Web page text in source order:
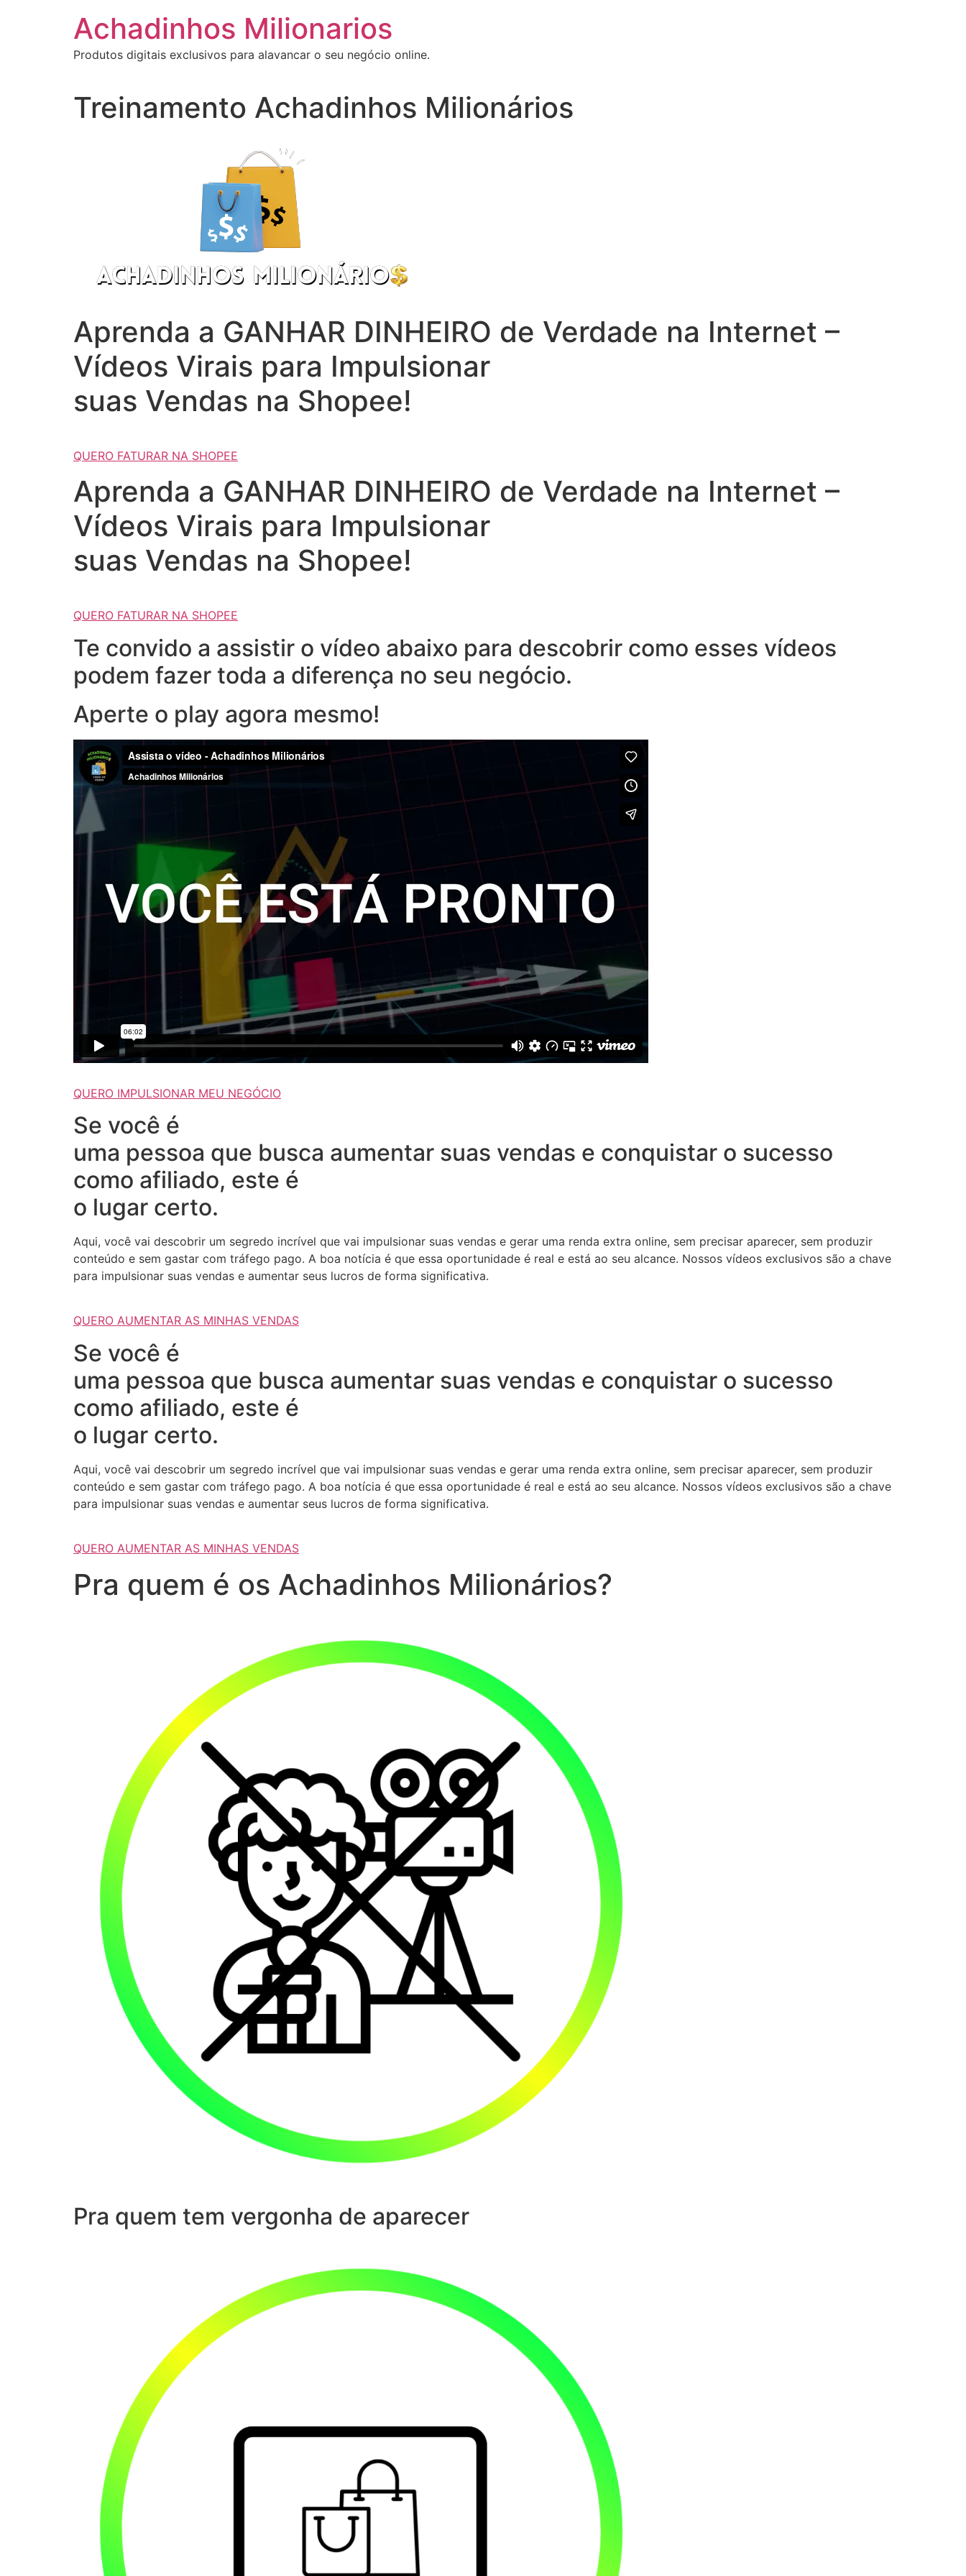
Achadinhos Milionarios
Produtos digitais exclusivos para alavancar o seu negócio online.
Treinamento Achadinhos Milionários
Aprenda a GANHAR DINHEIRO de Verdade na Internet –
Vídeos Virais para Impulsionar
suas Vendas na Shopee!
QUERO FATURAR NA SHOPEE
Aprenda a GANHAR DINHEIRO de Verdade na Internet –
Vídeos Virais para Impulsionar
suas Vendas na Shopee!
QUERO FATURAR NA SHOPEE
Te convido a assistir o vídeo abaixo para descobrir como esses vídeos
podem fazer toda a diferença no seu negócio.
Aperte o play agora mesmo!
QUERO IMPULSIONAR MEU NEGÓCIO
Se você é
uma pessoa que busca aumentar suas vendas e conquistar o sucesso
como afiliado, este é
o lugar certo.
Aqui, você vai descobrir um segredo incrível que vai impulsionar suas vendas e gerar uma renda extra online, sem precisar aparecer, sem produzir
conteúdo e sem gastar com tráfego pago. A boa notícia é que essa oportunidade é real e está ao seu alcance. Nossos vídeos exclusivos são a chave
para impulsionar suas vendas e aumentar seus lucros de forma significativa.
QUERO AUMENTAR AS MINHAS VENDAS
Se você é
uma pessoa que busca aumentar suas vendas e conquistar o sucesso
como afiliado, este é
o lugar certo.
Aqui, você vai descobrir um segredo incrível que vai impulsionar suas vendas e gerar uma renda extra online, sem precisar aparecer, sem produzir
conteúdo e sem gastar com tráfego pago. A boa notícia é que essa oportunidade é real e está ao seu alcance. Nossos vídeos exclusivos são a chave
para impulsionar suas vendas e aumentar seus lucros de forma significativa.
QUERO AUMENTAR AS MINHAS VENDAS
Pra quem é os Achadinhos Milionários?
Pra quem tem vergonha de aparecer